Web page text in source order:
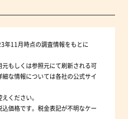
年11月時点の調査情報をもとに
もしくは参照元にて刷新される可
な情報については各社の公式サイ
ください。
価格です。税金表記が不明なケー